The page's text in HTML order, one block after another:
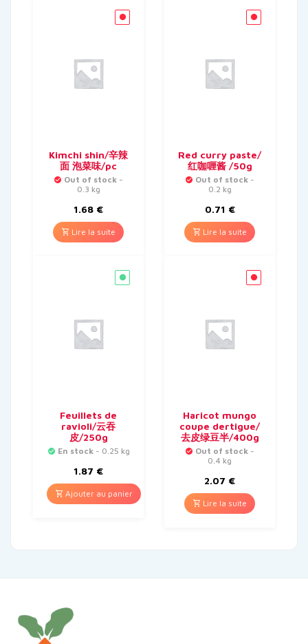
Kimchi shin/辛辣
面 泡菜味/pc
Out of stock -
0.3 kg
1.68 €
Lire la suite
Red curry paste/
红咖喱酱 /50g
Out of stock -
0.2 kg
0.71 €
Lire la suite
Feuillets de
ravioli/云吞
皮/250g
En stock- 0.25 kg
1.87 €
Ajouter au panier
Haricot mungo
coupe dertigue/
去皮绿豆半/400g
Out of stock -
0.4 kg
2.07 €
Lire la suite